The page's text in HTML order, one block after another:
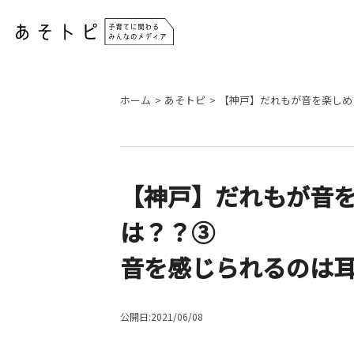
ホーム あそトピ 【神戸】だれもが音を楽し
【神戸】だれもが音
は？？③
音を感じられるのは
公開日:2021/06/08